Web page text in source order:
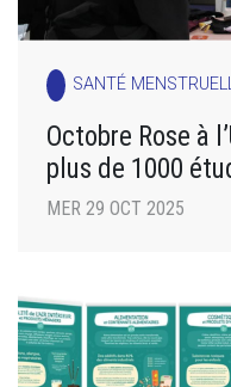
SANTÉ
Octobre Rose à
plus de 1000
MER 29 OCT 2025